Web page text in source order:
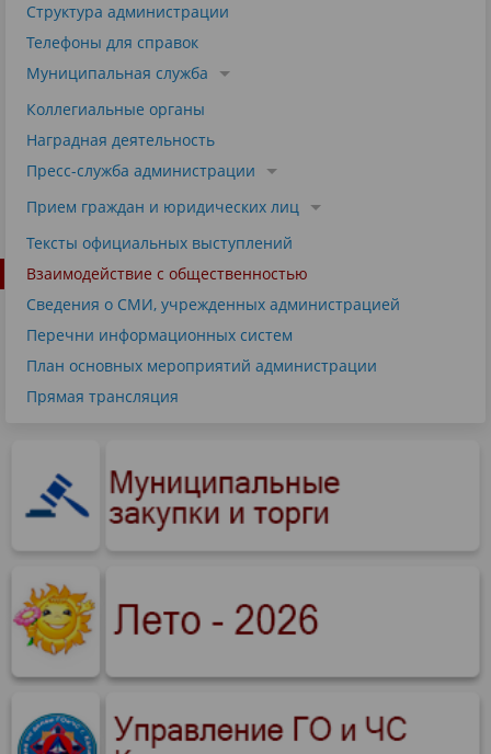
Структура администрации
Телефоны для справок
Муниципальная служба
Коллегиальные органы
Наградная деятельность
Пресс-служба администрации
Прием граждан и юридических лиц
Тексты официальных выступлений
Взаимодействие с общественностью
Сведения о СМИ, учрежденных администрацией
Перечни информационных систем
План основных мероприятий администрации
Прямая трансляция